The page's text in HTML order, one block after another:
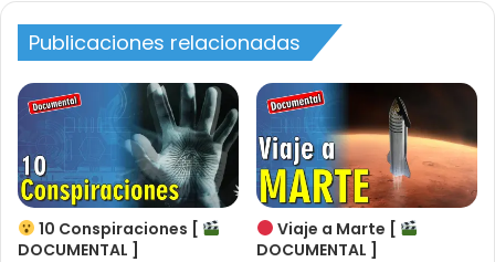
Publicaciones relacionadas
10 Conspiraciones [
DOCUMENTAL ]
Viaje a Marte [
DOCUMENTAL ]